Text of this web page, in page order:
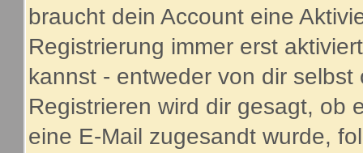
braucht dein Account eine
Registrierung immer erst
kannst - entweder von dir
Registrieren wird dir gesagt, ob
eine E-Mail zugesandt wurde,